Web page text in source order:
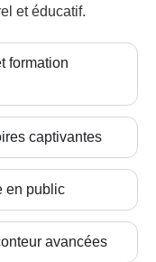
et éducatif.
formation
captivantes
en public
avancées